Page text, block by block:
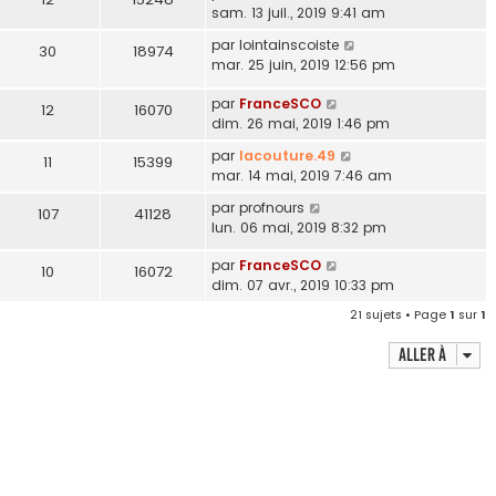
sam. 13 juil., 2019 9:41 am
30 18974 par lointainscoiste
mar. 25 juin, 2019 12:56 pm
12 16070 par FranceSCO
dim. 26 mai, 2019 1:46 pm
11 15399 par lacouture.49
mar. 14 mai, 2019 7:46 am
107 41128 par profnours
lun. 06 mai, 2019 8:32 pm
10 16072 par FranceSCO
dim. 07 avr., 2019 10:33 pm
21 sujets • Page1 sur1
Aller à